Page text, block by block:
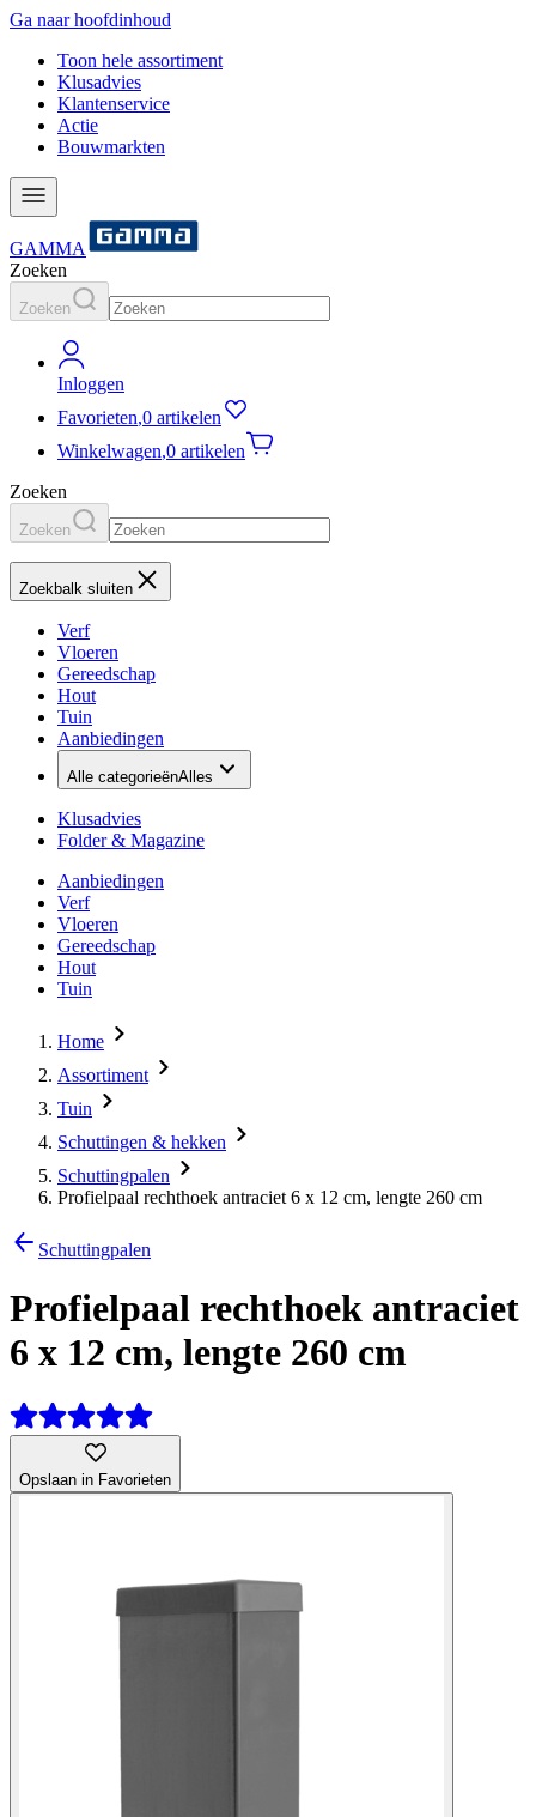
Ga naar hoofdinhoud
Toon hele assortiment
Klusadvies
Klantenservice
Actie
Bouwmarkten
GAMMA
Zoeken
Zoeken
Inloggen
Favorieten,0 artikelen
Winkelwagen,0 artikelen
Zoeken
Zoeken
Zoekbalk sluiten
Verf
Vloeren
Gereedschap
Hout
Tuin
Aanbiedingen
Alle categorieënAlles
Klusadvies
Folder & Magazine
Aanbiedingen
Verf
Vloeren
Gereedschap
Hout
Tuin
Home
Assortiment
Tuin
Schuttingen & hekken
Schuttingpalen
Profielpaal rechthoek antraciet 6 x 12 cm, lengte 260 cm
Schuttingpalen
Profielpaal rechthoek antraciet
6 x 12 cm, lengte 260 cm
Opslaan in Favorieten